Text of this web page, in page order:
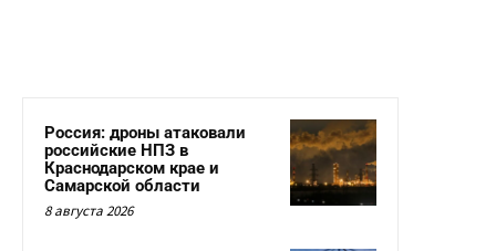
Россия: дроны атаковали
российские НПЗ в
Краснодарском крае и
Самарской области
8 августа 2026